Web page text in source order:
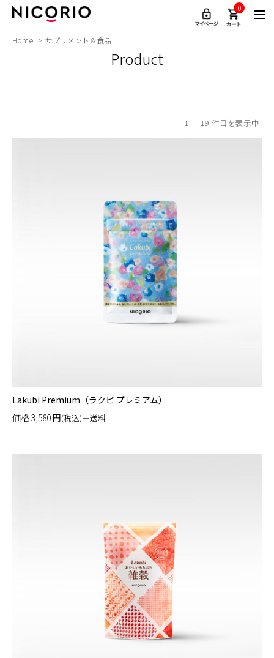
0
Home サプリメント＆食品
Product
1 19
Lakubi Premium（ラクビ プレミアム）
価格3,580円(税込)＋送料